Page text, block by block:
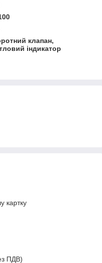
клапан,
індикатор
картку
ПДВ)